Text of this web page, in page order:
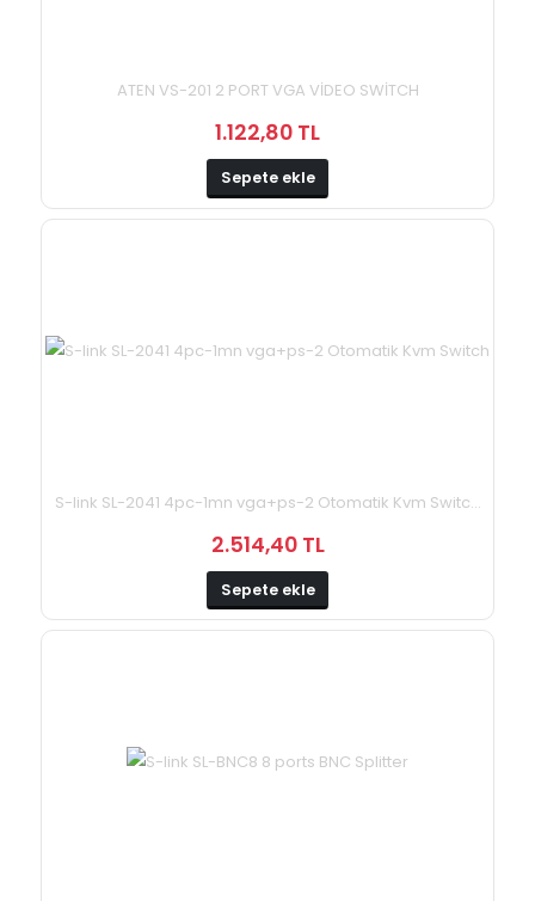
ATEN VS-201 2 PORT VGA VİDEO SWİTCH
1.122,80 TL
Sepete ekle
S-link SL-2041 4pc-1mn vga+ps-2 Otomatik Kvm Switc...
2.514,40 TL
Sepete ekle